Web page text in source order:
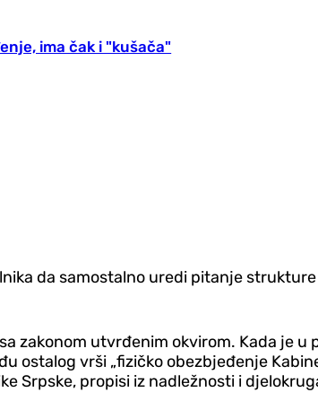
ima čak i "kušača"
da samostalno uredi pitanje
zakonom utvrđenim okvirom. Kada je
ostalog vrši „fizičko obezbjeđenje
Srpske, propisi iz nadležnosti i